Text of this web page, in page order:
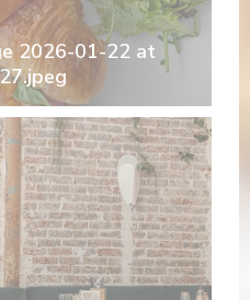
2026-01-22 at